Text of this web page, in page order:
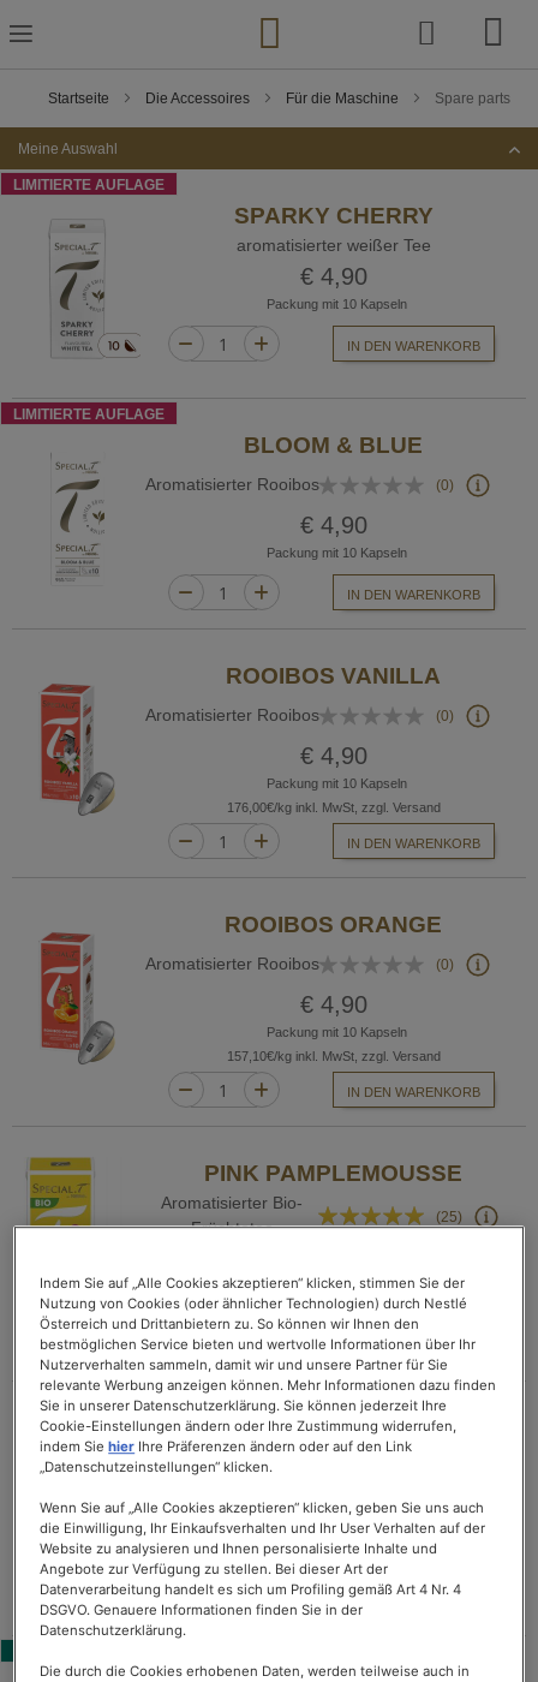
Inhalt
springen
Startseite Die Accessoires Für die Maschine Spare parts
Meine Auswahl
LIMITIERTE AUFLAGE
SPARKY CHERRY
aromatisierter weißer Tee
€ 4,90
Packung mit 10 Kapseln
IN DEN WARENKORB
LIMITIERTE AUFLAGE
BLOOM & BLUE
Aromatisierter RooibosBewertung:
0%
(0)
€ 4,90
Packung mit 10 Kapseln
IN DEN WARENKORB
ROOIBOS VANILLA
Aromatisierter RooibosBewertung:
0%
(0)
€ 4,90
Packung mit 10 Kapseln
176,00€/kg inkl. MwSt, zzgl. Versand
IN DEN WARENKORB
ROOIBOS ORANGE
Aromatisierter RooibosBewertung:
0%
(0)
€ 4,90
Packung mit 10 Kapseln
157,10€/kg inkl. MwSt, zzgl. Versand
IN DEN WARENKORB
PINK PAMPLEMOUSSE
Aromatisierter Bio-
Früchtetee
Bewertung:
(25)
Packung mit 10 Kapseln
157,10€/kg inkl. MwSt, zzgl. Versand
IN DEN WARENKORB
PEACH & APRICOT DREAM
Aromatisierter Weißer
0%
€ 4,90
Packung mit 10 Kapseln
220,00€/kg inkl. MwSt, zzgl. Versand
IN DEN WARENKORB
Indem Sie auf „Alle Cookies akzeptieren“ klicken, stimmen Sie der
Nutzung von Cookies (oder ähnlicher Technologien) durch Nestlé
Österreich und Drittanbietern zu. So können wir Ihnen den
bestmöglichen Service bieten und wertvolle Informationen über Ihr
Nutzerverhalten sammeln, damit wir und unsere Partner für Sie
relevante Werbung anzeigen können. Mehr Informationen dazu finden
Sie in unserer Datenschutzerklärung. Sie können jederzeit Ihre
Cookie-Einstellungen ändern oder Ihre Zustimmung widerrufen,
indem Siehier Ihre Präferenzen ändern oder auf den Link
„Datenschutzeinstellungen“ klicken.
Wenn Sie auf „Alle Cookies akzeptieren“ klicken, geben Sie uns auch
die Einwilligung, Ihr Einkaufsverhalten und Ihr User Verhalten auf der
Website zu analysieren und Ihnen personalisierte Inhalte und
Angebote zur Verfügung zu stellen. Bei dieser Art der
Datenverarbeitung handelt es sich um Profiling gemäß Art 4 Nr. 4
DSGVO. Genauere Informationen finden Sie in der
Datenschutzerklärung.
Die durch die Cookies erhobenen Daten, werden teilweise auch in